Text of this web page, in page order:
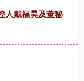
人戴福昊及董秘